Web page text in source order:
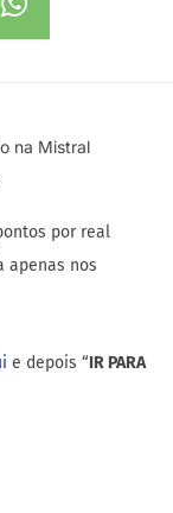
por real
apenas nos
e depois “IR PARA